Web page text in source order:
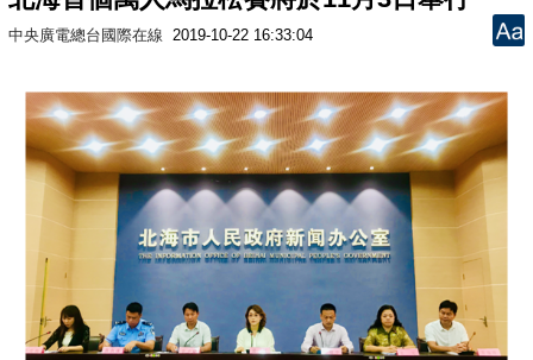
中央廣電總台國際在線 2019-10-22 16:33:04